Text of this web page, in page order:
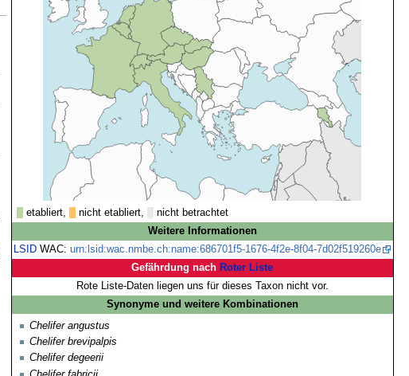
etabliert, nicht etabliert,
nicht betrachtet
Weitere Informationen
LSIDWAC: urn:lsid:wac.nmbe.ch:name:686701f5-1676-4f2e-8f04-7d02f519260e
Gefährdung nach Roter Liste
Rote Liste-Daten liegen uns für dieses Taxon nicht vor.
Synonyme und weitere Kombinationen
Chelifer angustus
Chelifer brevipalpis
Chelifer degeerii